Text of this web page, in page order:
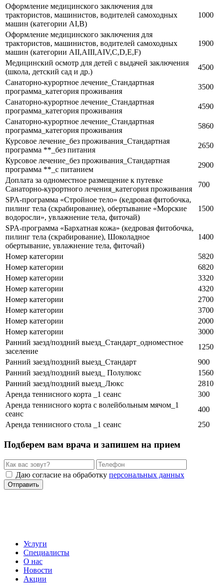
Оформление медицинского заключения для
трактористов, машинистов, водителей самоходных
машин (категории АI,В)
1000
Оформление медицинского заключения для
трактористов, машинистов, водителей самоходных
машин (категории АII,AIII,AIV,С,D,E,F)
1900
Медицинский осмотр для детей с выдачей заключения
(школа, детский сад и др.)
4500
Санаторно-курортное лечение_Стандартная
программа_категория проживания
3500
Санаторно-курортное лечение_Стандартная
программа_категория проживания
4590
Санаторно-курортное лечение_Стандартная
программа_категория проживания
5860
Курсовое лечение_без проживания_Стандартная
программа **_без питания
2650
Курсовое лечение_без проживания_Стандартная
программа **_с питанием
2900
Доплата за одноместное размещение к путевке
Санаторно-курортного лечения_категория проживания
700
SPA-программа «Стройное тело» (кедровая фитобочка,
пилинг тела (скрабирование), обертывание «Морские
водоросли», увлажнение тела, фиточай)
1500
SPA-программа «Бархатная кожа» (кедровая фитобочка,
пилинг тела (скрабирование), Шоколадное
обертывание, увлажнение тела, фиточай)
1400
Номер категории
5820
Номер категории
6820
Номер категории
3320
Номер категории
4320
Номер категории
2700
Номер категории
3700
Номер категории
2000
Номер категории
3000
Ранний заезд/поздний выезд_Стандарт_одноместное
заселение
1250
Ранний заезд/поздний выезд_Стандарт
900
Ранний заезд/поздний выезд_ Полулюкс
1560
Ранний заезд/поздний выезд_Люкс
2810
Аренда теннисного корта _1 сеанс
300
Аренда теннисного корта с волейбольным мячом_1
сеанс
400
Аренда теннисного стола _1 сеанс
250
Подберем вам врача и запишем на прием
Даю согласие на обработку персональных данных
Отправить
Услуги
Специалисты
О нас
Новости
Акции